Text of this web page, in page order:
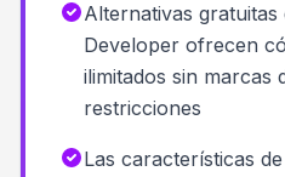
Alternativas gratuitas
Developer ofrecen
ilimitados sin marcas
restricciones
Las características